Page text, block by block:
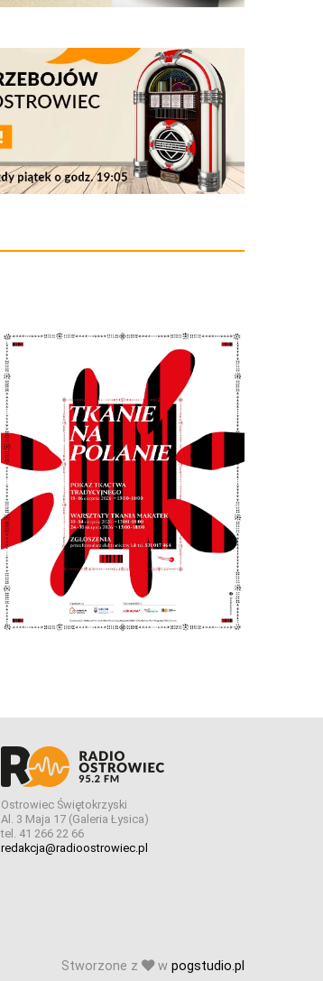
Ostrowiec Świętokrzyski
Al. 3 Maja 17 (Galeria Łysica)
tel. 41 266 22 66
redakcja@radioostrowiec.pl
Stworzone z w pogstudio.pl